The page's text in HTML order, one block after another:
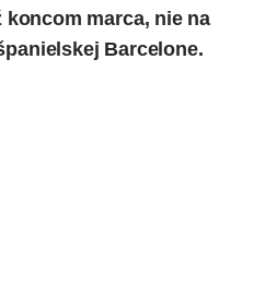
marca, nie na
Barcelone.